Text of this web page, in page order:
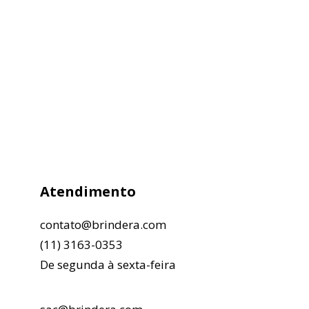
Atendimento
contato@brindera.com
(11) 3163-0353
De segunda à sexta-feira